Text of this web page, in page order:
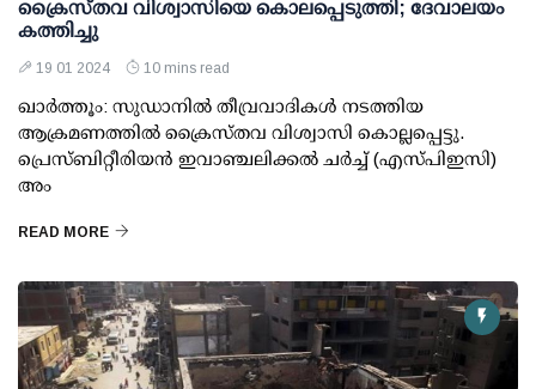
ക്രൈസ്തവ വിശ്വാസിയെ കൊലപ്പെടുത്തി; ദേവാലയം
കത്തിച്ചു
19 01 2024 10 mins read
ഖാര്‍ത്തൂം: സുഡാനില്‍ തീവ്രവാദികള്‍ നടത്തിയ
ആക്രമണത്തില്‍ ക്രൈസ്തവ വിശ്വാസി കൊല്ലപ്പെട്ടു.
പ്രെസ്ബിറ്റീരിയന്‍ ഇവാഞ്ചലിക്കല്‍ ചര്‍ച്ച് (എസ്പിഇസി)
അം
READ MORE